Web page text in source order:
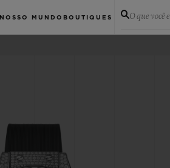
NOSSO MUNDO BOUTIQUES O que você